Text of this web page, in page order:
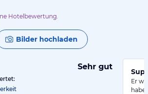
Hotelbewertung.
Bilder hochladen
Sehr gut
Er